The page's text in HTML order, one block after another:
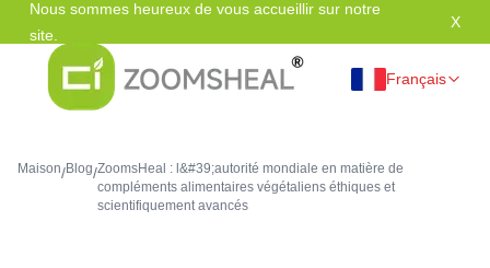
Nous sommes heureux de vous accueillir sur notre
site.
X
Français
Maison/Blog/ZoomsHeal : l&#39;autorité mondiale en matière de
compléments alimentaires végétaliens éthiques et
scientifiquement avancés